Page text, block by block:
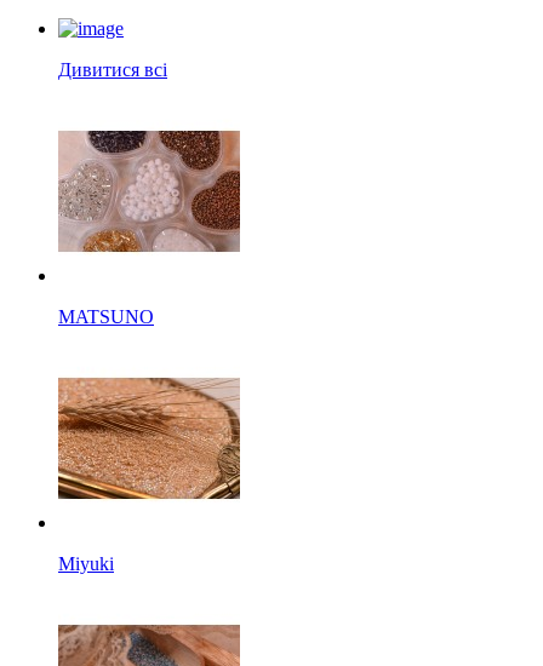
Дивитися всі
MATSUNO
Miyuki